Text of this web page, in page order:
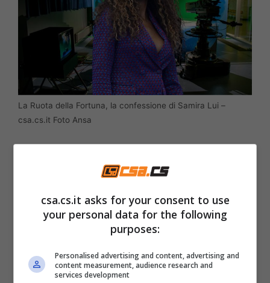
La Ruota della Fortuna, la confessione di Samira Lui –
csa.cs.it Foto Ansa
un errore su una risposta facile da dare. E sa
riguardano. Nel corso della puntata de La
Ruota della Fortuna andata in onda la sera
raccontato di quando, da bambina, faceva il
csa.cs.it asks for your consent to use
your personal data for the following
purposes:
Personalised advertising and content, advertising and
content measurement, audience research and
services development